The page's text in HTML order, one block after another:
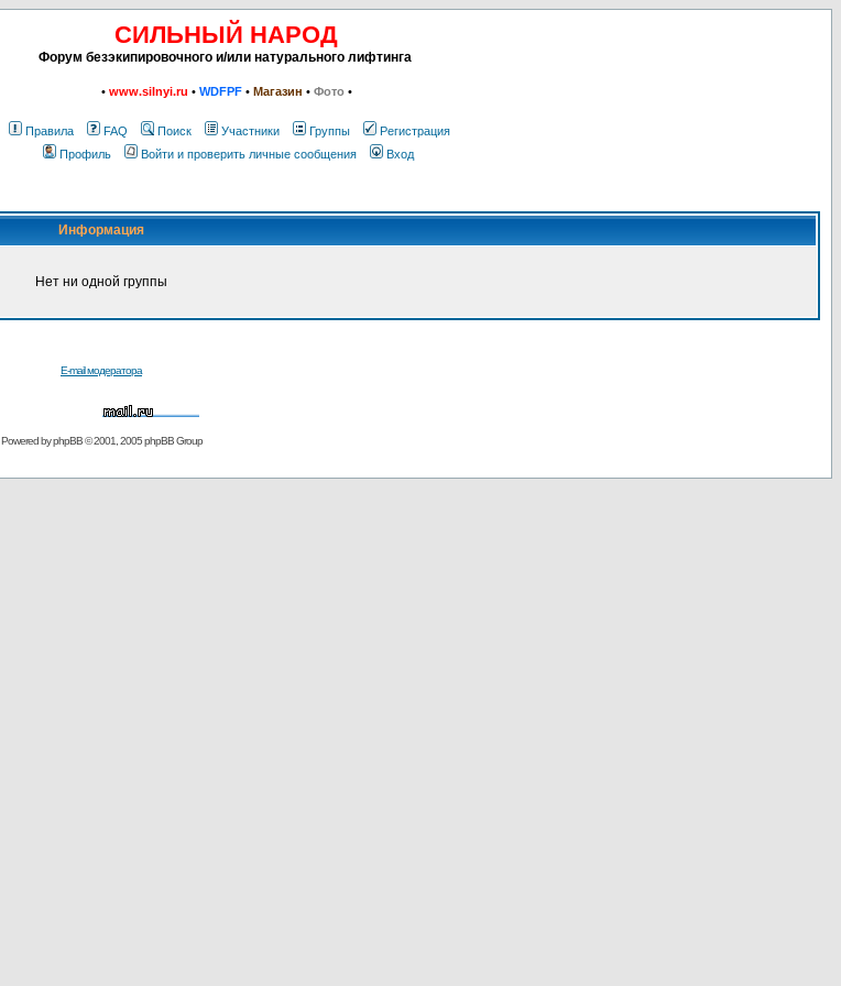
СИЛЬНЫЙ НАРОД
Форум безэкипировочного и/или натурального лифтинга
• www.silnyi.ru • WDFPF• Магазин • Фото•
Правила FAQ Поиск Участники Группы
Регистрация
Профиль
Войти и проверить личные сообщения Вход
Информация
Нет ни одной группы
E-mail модератора
Powered byphpBB© 2001, 2005 phpBB Group